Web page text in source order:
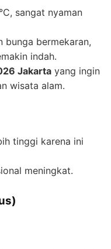
sangat nyaman
bunga bermekaran,
indah.
Jakarta yang ingin
wisata alam.
tinggi karena ini
meningkat.